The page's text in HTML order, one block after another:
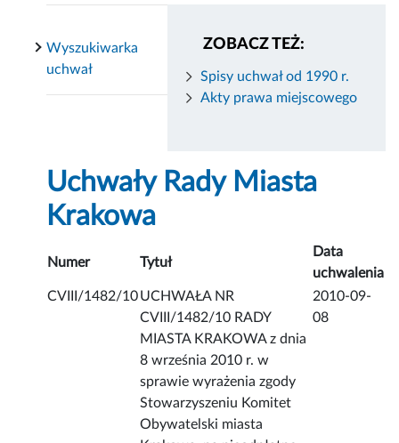
ZOBACZ TEŻ:
Spisy uchwał od 1990 r.
Akty prawa miejscowego
Wyszukiwarka
uchwał
Uchwały Rady Miasta
Krakowa
Numer Tytuł
Data
uchwalenia
CVIII/1482/10UCHWAŁA NR
CVIII/1482/10 RADY
MIASTA KRAKOWA z dnia
8 września 2010 r. w
sprawie wyrażenia zgody
Stowarzyszeniu Komitet
Obywatelski miasta
2010-09-
08